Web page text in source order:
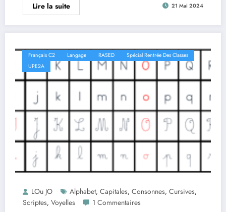
Lire la suite 21 Mai 2024
Français C2 Langage RASED
Spécial Rentrée Des Classes
UPE2A
LOu JO Alphabet, Capitales, Consonnes, Cursives,
Scriptes, Voyelles 1 Commentaires